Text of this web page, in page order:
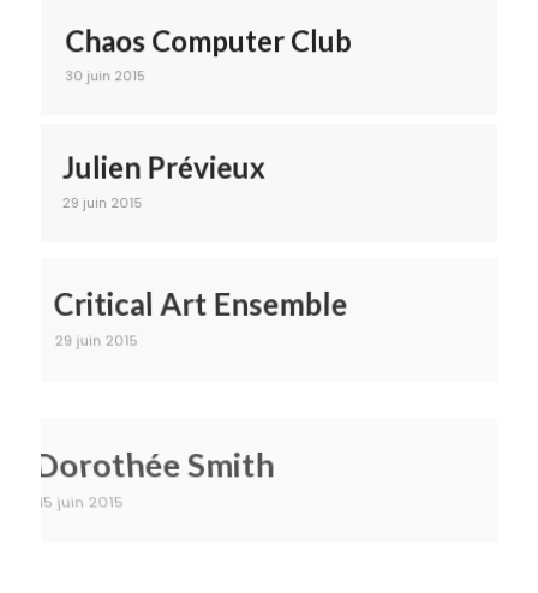
Chaos Computer Club
30 juin 2015
Julien Prévieux
29 juin 2015
29 juin 2015
Bill Vorn & Louis-Philippe